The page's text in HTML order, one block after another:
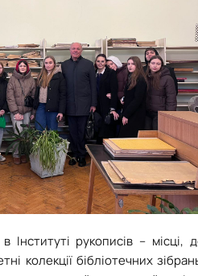
Інституті рукописів – місці,
колекції бібліотечних